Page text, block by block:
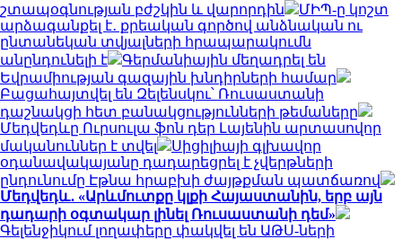
շտապօգնության բժշկին և վարորդին
ՄԻՊ-ը կոշտ
արձագանքել է․ քրեական գործով անձնական ու
ընտանեկան տվյալների հրապարակումն
անընդունելի է
Գերմանիային մեղադրել են
Եվրամիության գազային խնդիրների համար
Բացահայտվել են Զելենսկու՝ Ռուսաստանի
դաշնակցի հետ բանակցությունների թեմաները
Մեդվեդևը Ուրսուլա ֆոն դեր Լայենին արտասովոր
մականուններ է տվել
Սիցիլիայի գլխավոր
օդանավակայանը դադարեցրել է չվերթների
ընդունումը Էթնա հրաբխի ժայթքման պատճառով
Մեդվեդև․ «Արևմուտքը կլքի Հայաստանին, երբ այն
դադարի օգտակար լինել Ռուսաստանի դեմ»
Գելենջիկում լողափերը փակվել են ԱԹՍ-ների